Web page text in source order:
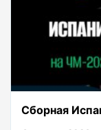
Сборная